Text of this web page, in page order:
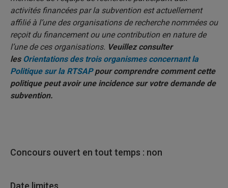
activités financées par la subvention est actuellement
affilié à l’une des organisations de recherche nommées ou
reçoit du financement ou une contribution en nature de
l’une de ces organisations. Veuillez consulter
les Orientations des trois organismes concernant la
Politique sur la RTSAPpour comprendre comment cette
politique peut avoir une incidence sur votre demande de
subvention.
Concours ouvert en tout temps : non
Date limites